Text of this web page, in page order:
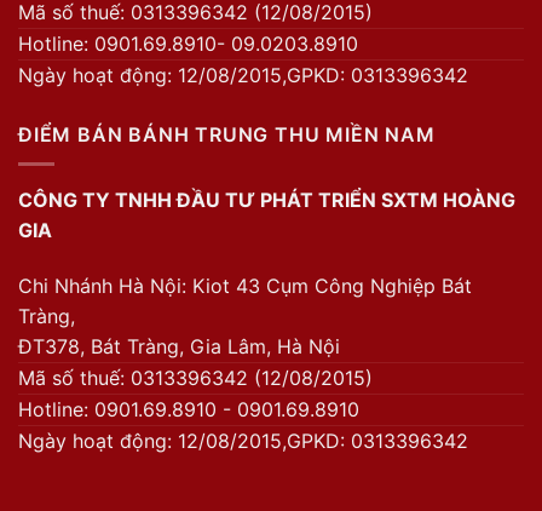
Mã số thuế: 0313396342 (12/08/2015)
Hotline: 0901.69.8910- 09.0203.8910
Ngày hoạt động: 12/08/2015,GPKD: 0313396342
ĐIỂM BÁN BÁNH TRUNG THU MIỀN NAM
CÔNG TY TNHH ĐẦU TƯ PHÁT TRIỂN SXTM HOÀNG
GIA
Chi Nhánh Hà Nội: Kiot 43 Cụm Công Nghiệp Bát
Tràng,
ĐT378, Bát Tràng, Gia Lâm, Hà Nội
Mã số thuế: 0313396342 (12/08/2015)
Hotline: 0901.69.8910 - 0901.69.8910
Ngày hoạt động: 12/08/2015,GPKD: 0313396342